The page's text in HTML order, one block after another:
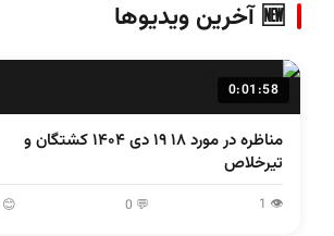
🆕 آخرین ویدیوها
0:01:58
مناظره در مورد ۱۸ ۱۹ دی ۱۴۰۴ کشتگان و
تیرخلاص
👁 1
💬 0
😊 0